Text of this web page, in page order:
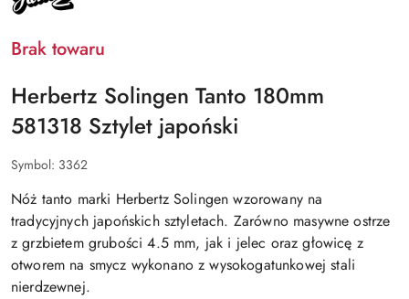
HERBERTZ
Brak towaru
Herbertz Solingen Tanto 180mm
581318 Sztylet japoński
Symbol: 3362
Nóż tanto marki Herbertz Solingen wzorowany na
tradycyjnych japońskich sztyletach. Zarówno masywne ostrze
z grzbietem grubości4.5 mm, jak i jelec oraz głowicę z
otworem na smycz wykonano z wysokogatunkowejstali
nierdzewnej.